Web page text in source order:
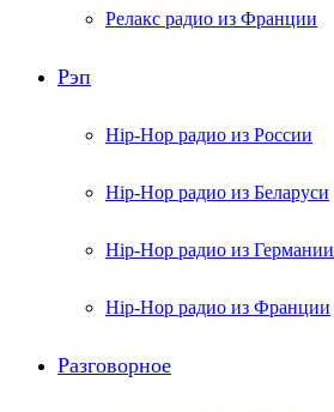
Релакс радио из Франции
Рэп
Hip-Hop радио из России
Hip-Hop радио из Беларуси
Hip-Hop радио из Германии
Hip-Hop радио из Франции
Разговорное